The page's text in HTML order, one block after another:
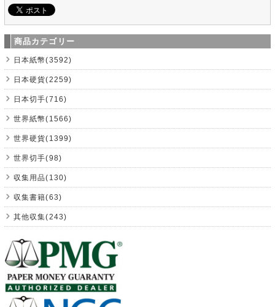
商品カテゴリー
日本紙幣(3592)
日本硬貨(2259)
日本切手(716)
世界紙幣(1566)
世界硬貨(1399)
世界切手(98)
収集用品(130)
収集書籍(63)
其他収集(243)